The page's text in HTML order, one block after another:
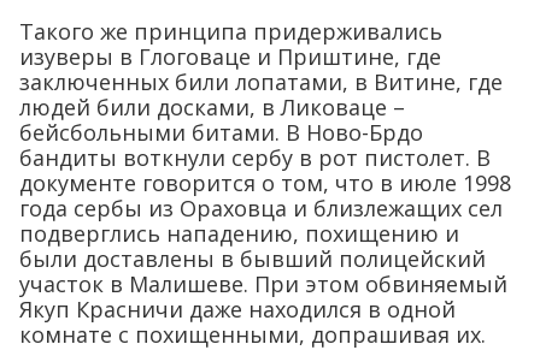
Такого же принципа придерживались
изуверы в Глоговаце и Приштине, где
заключенных били лопатами, в Витине, где
людей били досками, в Ликоваце –
бейсбольными битами. В Ново-Брдо
бандиты воткнули сербу в рот пистолет. В
документе говорится о том, что в июле 1998
года сербы из Ораховца и близлежащих сел
подверглись нападению, похищению и
были доставлены в бывший полицейский
участок в Малишеве. При этом обвиняемый
Якуп Красничи даже находился в одной
комнате с похищенными, допрашивая их.